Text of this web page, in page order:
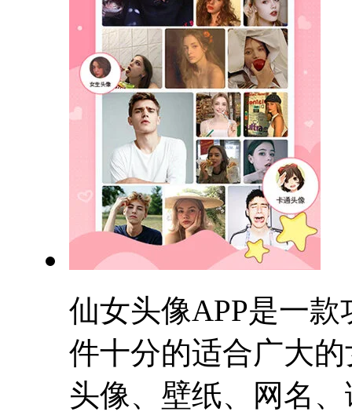
仙女头像APP是一
件十分的适合广大
头像、壁纸、网名